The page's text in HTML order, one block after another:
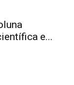
e...